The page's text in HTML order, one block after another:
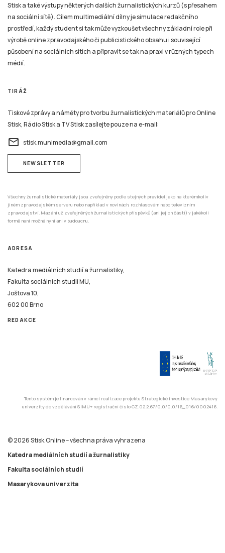
Stisk a také výstupy některých dalších žurnalistických kurzů (s přesahem
na sociální sítě). Cílem multimediální dílny je simulace redakčního
prostředí, každý student si tak může vyzkoušet všechny základní role při
výrobě online zpravodajského či publicistického obsahu i související
působení na sociálních sítích a připravit se tak na praxi v různých typech
médií.
TIRÁŽ
Tiskové zprávy a náměty pro tvorbu žurnalistických materiálů pro Online
Stisk, Rádio Stisk a TV Stisk zasílejte pouze na e-mail:
email stisk.munimedia@gmail.com
NEWSLETTER
Všechny žurnalistické materiály jsou zveřejněny podle stejných pravidel jako na kterémkoliv
jiném zpravodajském serveru nebo například v novinách, rozhlasovém nebo televizním
zpravodajství. Mazání už zveřejněných žurnalistických příspěvků (ani jejich částí) v jakékoli
formě není možné nyní ani v budoucnu.
ADRESA
Katedra mediálních studií a žurnalistiky,
Fakulta sociálních studií MU,
Joštova 10,
602 00 Brno
REDAKCE
Tento systém je financován v rámci realizace projektu Strategické investice Masarykovy
univerzity do vzdělávání SIMU+ registrační číslo CZ.02.2.67/0.0/0.0/16_016/0002416.
© 2026 Stisk.Online – všechna práva vyhrazena
Katedra mediálních studií a žurnalistiky
Fakulta sociálních studií
Masarykova univerzita